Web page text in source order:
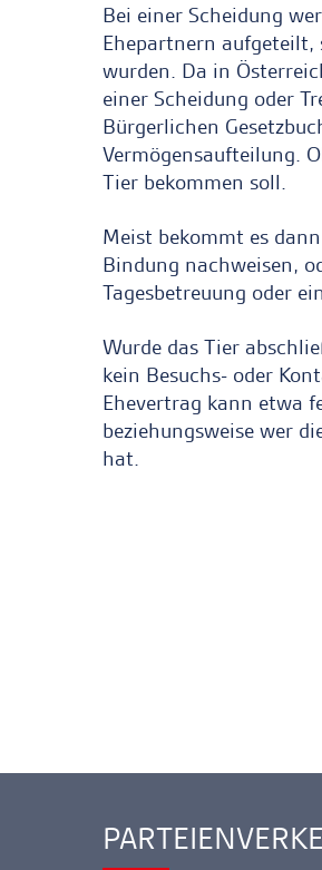
Bei einer Scheidung
Ehepartnern aufgeteilt,
wurden. Da in
einer Scheidung oder
Bürgerlichen
Vermögensaufteilung.
Tier bekommen soll.
Meist bekommt es
Bindung nachweisen,
Tagesbetreuung oder
Wurde das Tier
kein Besuchs- oder
Ehevertrag kann etwa
beziehungsweise wer
hat.
Ankerlink